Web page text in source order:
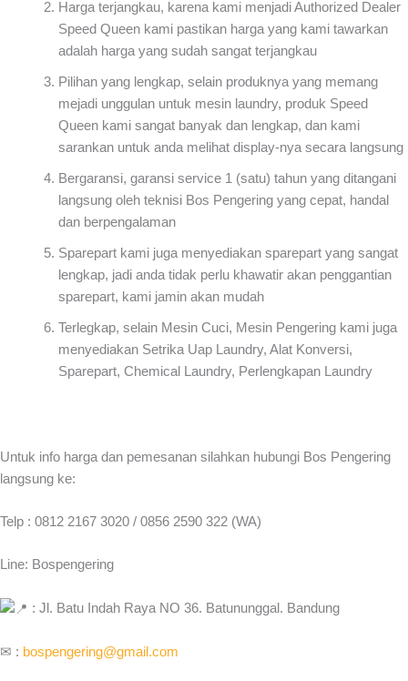
Harga terjangkau, karena kami menjadi Authorized Dealer
Speed Queen kami pastikan harga yang kami tawarkan
adalah harga yang sudah sangat terjangkau
Pilihan yang lengkap, selain produknya yang memang
mejadi unggulan untuk mesin laundry, produk Speed
Queen kami sangat banyak dan lengkap, dan kami
sarankan untuk anda melihat display-nya secara langsung
Bergaransi, garansi service 1 (satu) tahun yang ditangani
langsung oleh teknisi Bos Pengering yang cepat, handal
dan berpengalaman
Sparepart kami juga menyediakan sparepart yang sangat
lengkap, jadi anda tidak perlu khawatir akan penggantian
sparepart, kami jamin akan mudah
Terlegkap, selain Mesin Cuci, Mesin Pengering kami juga
menyediakan Setrika Uap Laundry, Alat Konversi,
Sparepart, Chemical Laundry, Perlengkapan Laundry
Untuk info harga dan pemesanan silahkan hubungi Bos Pengering
langsung ke:
Telp : 0812 2167 3020 / 0856 2590 322 (WA)
Line: Bospengering
: Jl. Batu Indah Raya NO 36. Batununggal. Bandung
✉ : bospengering@gmail.com